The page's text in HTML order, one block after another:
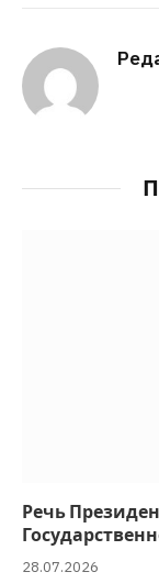
Речь
28.07.2026